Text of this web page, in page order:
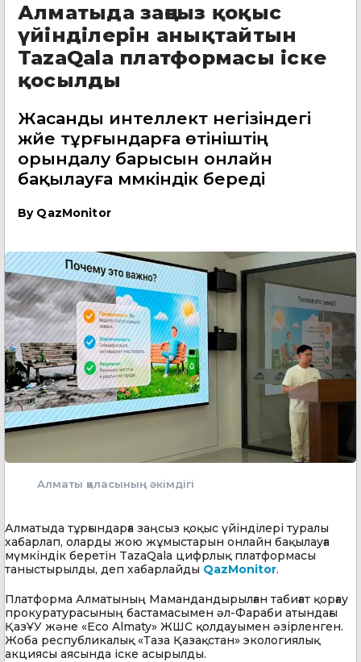
Алматыда заңсыз қоқыс
үйінділерін анықтайтын
TazaQala платформасы іске
қосылды
Жасанды интеллект негізіндегі
жүйе тұрғындарға өтініштің
орындалу барысын онлайн
бақылауға мүмкіндік береді
By QazMonitor
Алматы қаласының әкімдігі
Алматыда тұрғындарға заңсыз қоқыс үйінділері туралы
хабарлап, оларды жою жұмыстарын онлайн бақылауға
мүмкіндік беретін TazaQala цифрлық платформасы
таныстырылды, деп хабарлайды QazMonitor.
Платформа Алматының Мамандандырылған табиғат қорғау
прокуратурасының бастамасымен әл-Фараби атындағы
ҚазҰУ және «Eco Almaty» ЖШС қолдауымен әзірленген.
Жоба республикалық «Таза Қазақстан» экологиялық
акциясы аясында іске асырылды.